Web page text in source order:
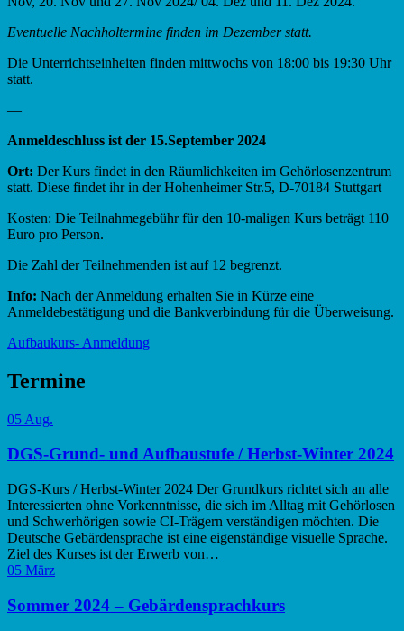
Eventuelle Nachholtermine finden im Dezember statt.
Die Unterrichtseinheiten finden mittwochs von 18:00 bis 19:30 Uhr
statt.
—
Anmeldeschluss ist der 15.September 2024
Ort: Der Kurs findet in den Räumlichkeiten im Gehörlosenzentrum
statt. Diese findet ihr in der Hohenheimer Str.5, D-70184 Stuttgart
Kosten: Die Teilnahmegebühr für den 10-maligen Kurs beträgt 110
Euro pro Person.
Die Zahl der Teilnehmenden ist auf 12 begrenzt.
Info: Nach der Anmeldung erhalten Sie in Kürze eine
Anmeldebestätigung und die Bankverbindung für die Überweisung.
Aufbaukurs- Anmeldung
Skip
back
main
Termine
05 Aug.
DGS-Grund- und Aufbaustufe / Herbst-Winter 2024
DGS-Kurs / Herbst-Winter 2024 Der Grundkurs richtet sich an alle
Interessierten ohne Vorkenntnisse, die sich im Alltag mit Gehörlosen
und Schwerhörigen sowie CI-Trägern verständigen möchten. Die
Deutsche Gebärdensprache ist eine eigenständige visuelle Sprache.
Ziel des Kurses ist der Erwerb von…
05 März
Sommer 2024 – Gebärdensprachkurs